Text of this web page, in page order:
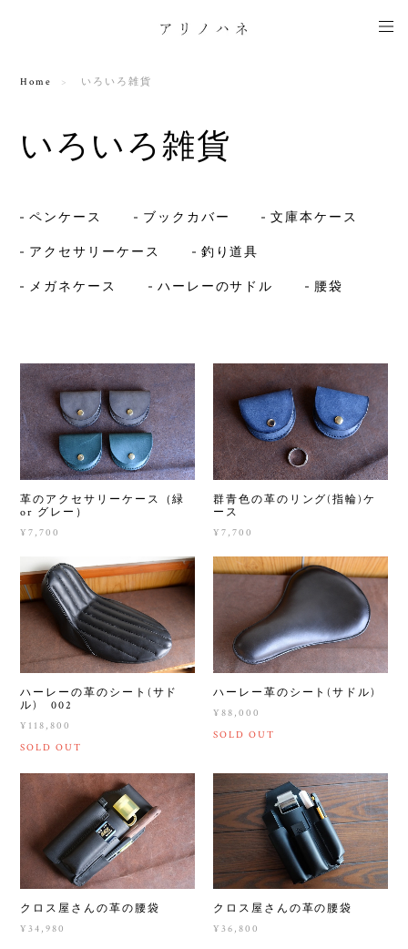
Home いろいろ雑貨
いろいろ雑貨
ペンケース ブックカバー 文庫本ケース
アクセサリーケース 釣り道具
メガネケース ハーレーのサドル 腰袋
革のアクセサリーケース（緑
or グレー）
¥7,700
群青色の革のリング(指輪)ケ
ース
¥7,700
ハーレーの革のシート(サド
ル) 002
¥118,800
SOLD OUT
ハーレー革のシート(サドル)
¥88,000
SOLD OUT
クロス屋さんの革の腰袋
¥34,980
クロス屋さんの革の腰袋
¥36,800